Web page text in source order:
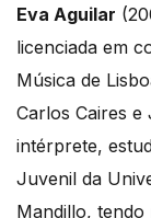
Eva Aguilar
licenciada em
Música de
Carlos Caires e
intérprete,
Juvenil da
Mandillo, tendo